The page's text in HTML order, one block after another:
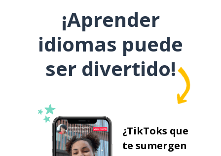
¡Aprender
idiomas puede
ser divertido!
¿TikToks que
te sumergen